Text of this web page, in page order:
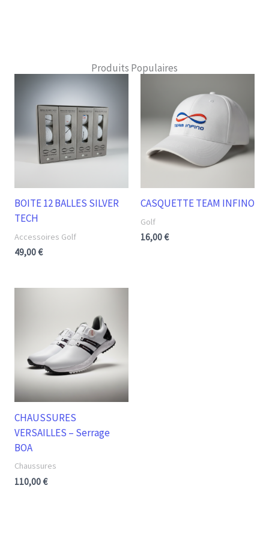
Produits Populaires
BOITE 12 BALLES SILVER
TECH
Accessoires Golf
49,00€
CASQUETTE TEAM INFINO
Golf
16,00€
CHAUSSURES
VERSAILLES – Serrage
BOA
Chaussures
110,00€